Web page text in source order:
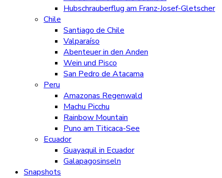
Hubschrauberflug am Franz-Josef-Gletscher
Chile
Santiago de Chile
Valparaíso
Abenteuer in den Anden
Wein und Pisco
San Pedro de Atacama
Peru
Amazonas Regenwald
Machu Picchu
Rainbow Mountain
Puno am Titicaca-See
Ecuador
Guayaquil in Ecuador
Galapagosinseln
Snapshots